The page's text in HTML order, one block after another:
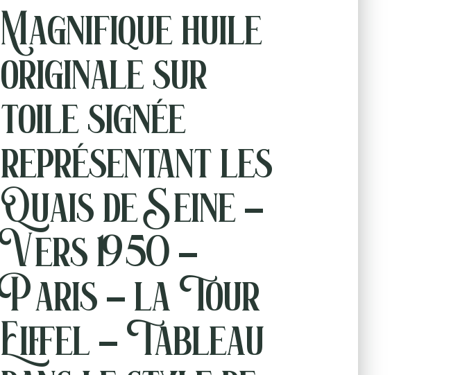
Magnifique huile
originale sur
toile signée
représentant les
Quais de Seine –
Vers 1950 –
Paris – la Tour
Eiffel – Tableau